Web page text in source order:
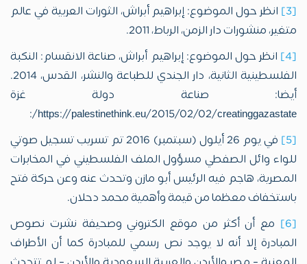
[3]
انظر حول الموضوع: إبراهيم أبراش، الثورات العربية في عالم
متغير، منشورات دار الزمن، الرباط، 2011.
[4]
انظر حول الموضوع: إبراهيم أبراش، صناعة الانقسام: النكبة
الفلسطينية الثانية، دار الجندي للطباعة والنشر، القدس، 2014.
أيضا: صناعة دولة غزة
https://palestinethink.eu/2015/02/02/creatinggazastate/:
[5]
في يوم 26 أيلول (سبتمبر) 2016 تم تسريب تسجيل صوتي
للواء وائل الصفطي مسؤول الملف الفلسطيني في المخابرات
المصرية، هاجم فيه الرئيس أبو مازن وتحدث عنه وعن حركة فتح
باستخفاف معظما من قيمة وأهمية محمد دحلان.
[6]
مع أن أكثر من موقع الكتروني وصحيفة نشرت نصوص
المبادرة إلا أنه لا يوجد نص رسمي للمبادرة كما أن الأطراف